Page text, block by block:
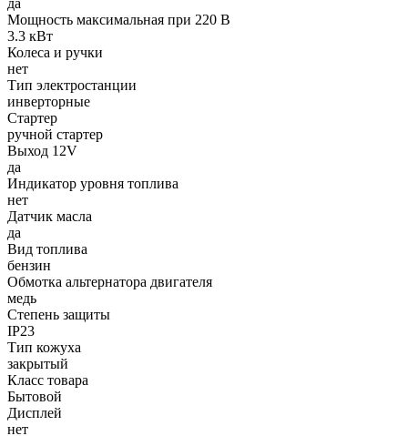
Мощность максимальная при 220 В
3.3 кВт
Колеса и ручки
нет
Тип электростанции
инверторные
Стартер
ручной стартер
Выход 12V
да
Индикатор уровня топлива
нет
Датчик масла
да
Вид топлива
бензин
Обмотка альтернатора двигателя
медь
Степень защиты
IP23
Тип кожуха
закрытый
Класс товара
Бытовой
Дисплей
нет